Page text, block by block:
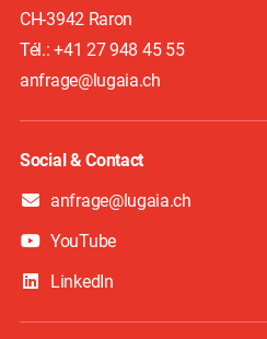
CH-3942Raron
Tél.: +41 27 948 45 55
anfrage@lugaia.ch
Social & Contact
anfrage@lugaia.ch
YouTube
LinkedIn